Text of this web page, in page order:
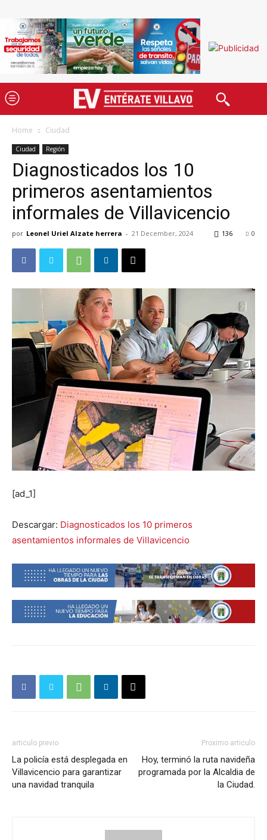
Home Ciudad
Ciudad Región
Diagnosticados los 10
primeros asentamientos
informales de Villavicencio
por Leonel Uriel Alzate herrera - 21 December, 2024 0
136
[ad_1]
Descargar: Diagnosticados los 10 primeros
asentamientos informales de Villavicencio
articulo previo
La policía está desplegada en
Villavicencio para garantizar
una navidad tranquila
Proximo articulo
Hoy, terminó la ruta navideña
programada por la Alcaldia de
la Ciudad.